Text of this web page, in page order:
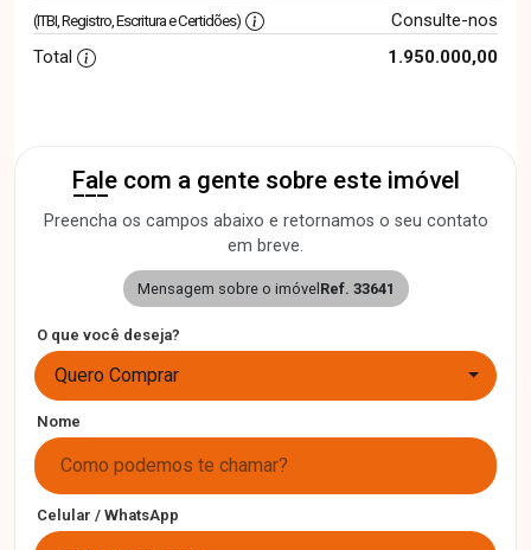
(ITBI, Registro, Escritura e Certidões)
Consulte-nos
Total
1.950.000,00
Fale com a gente sobre este imóvel
Preencha os campos abaixo e retornamos o seu contato
em breve.
Mensagem sobre o imóvel Ref. 33641
O que você deseja?
Quero Comprar
Nome
Celular / WhatsApp